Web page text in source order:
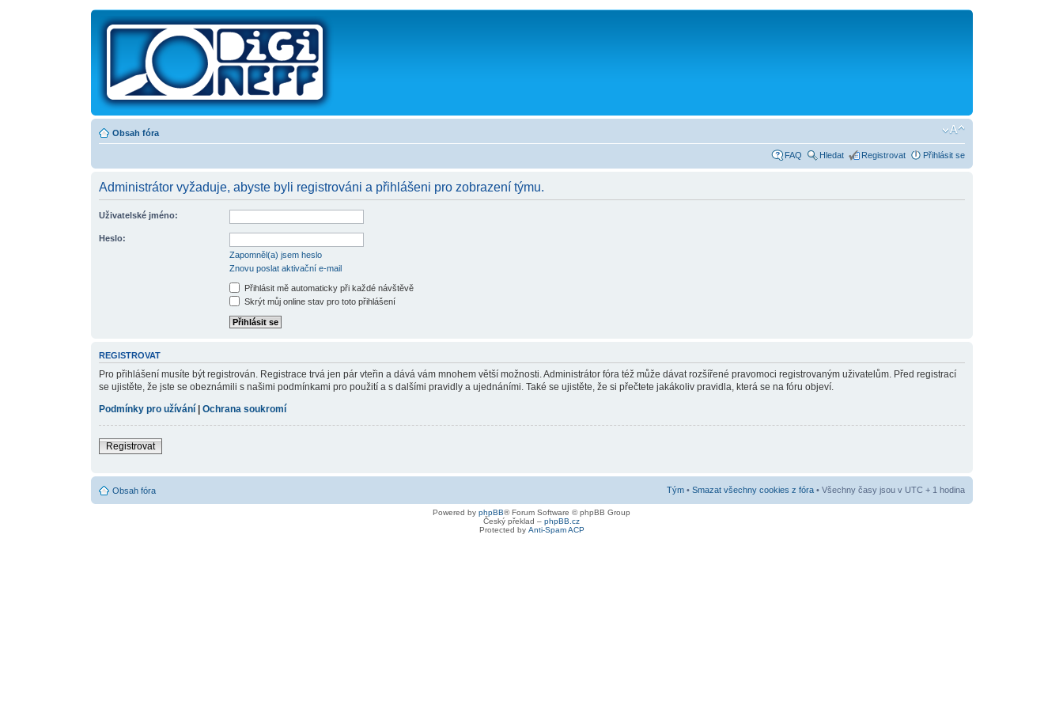
Obsah fóra
FAQ Hledat Registrovat Přihlásit se
Administrátor vyžaduje, abyste byli registrováni a přihlášeni pro zobrazení týmu.
Uživatelské jméno:
Heslo:
Zapomněl(a) jsem heslo
Znovu poslat aktivační e-mail
Přihlásit mě automaticky při každé návštěvě
Skrýt můj online stav pro toto přihlášení
REGISTROVAT
Pro přihlášení musíte být registrován. Registrace trvá jen pár vteřin a dává vám mnohem větší možnosti. Administrátor fóra též může dávat rozšířené pravomoci registrovaným uživatelům. Před registrací
se ujistěte, že jste se obeznámili s našimi podmínkami pro použití a s dalšími pravidly a ujednáními. Také se ujistěte, že si přečtete jakákoliv pravidla, která se na fóru objeví.
Podmínky pro užívání| Ochrana soukromí
Registrovat
Obsah fóra Tým• Smazat všechny cookies z fóra• Všechny časy jsou v UTC + 1 hodina
Powered by phpBB® Forum Software © phpBB Group
Český překlad – phpBB.cz
Protected by Anti-Spam ACP